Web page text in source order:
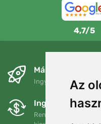
Az
4,7/5
Másnapra és
Ingyenes szállítás a
Ingyenes csere
Rendelését 90 napon